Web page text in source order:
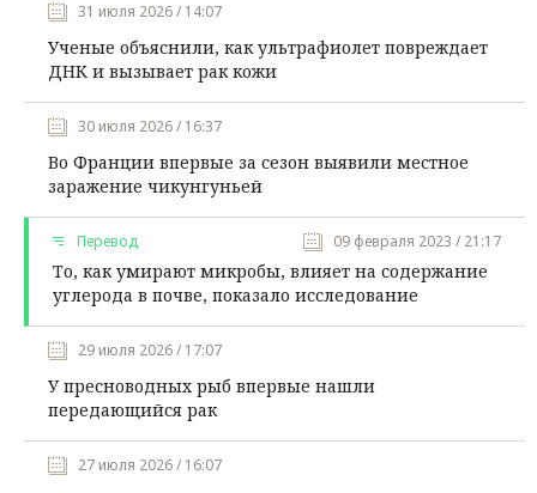
31 июля 2026 / 14:07
Ученые объяснили, как ультрафиолет повреждает
ДНК и вызывает рак кожи
30 июля 2026 / 16:37
Во Франции впервые за сезон выявили местное
заражение чикунгуньей
Перевод 09 февраля 2023 / 21:17
То, как умирают микробы, влияет на содержание
углерода в почве, показало исследование
29 июля 2026 / 17:07
У пресноводных рыб впервые нашли
передающийся рак
27 июля 2026 / 16:07